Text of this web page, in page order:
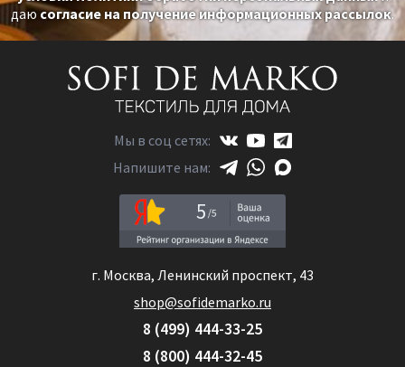
даюсогласие на получение информационных рассылок.
Мы в соц сетях:
Напишите нам:
5
г. Москва, Ленинский проспект, 43
shop@sofidemarko.ru
8 (499) 444-33-25
8 (800) 444-32-45